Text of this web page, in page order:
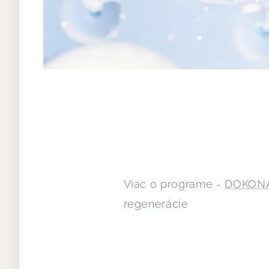
Viac o programe -
regenerácie